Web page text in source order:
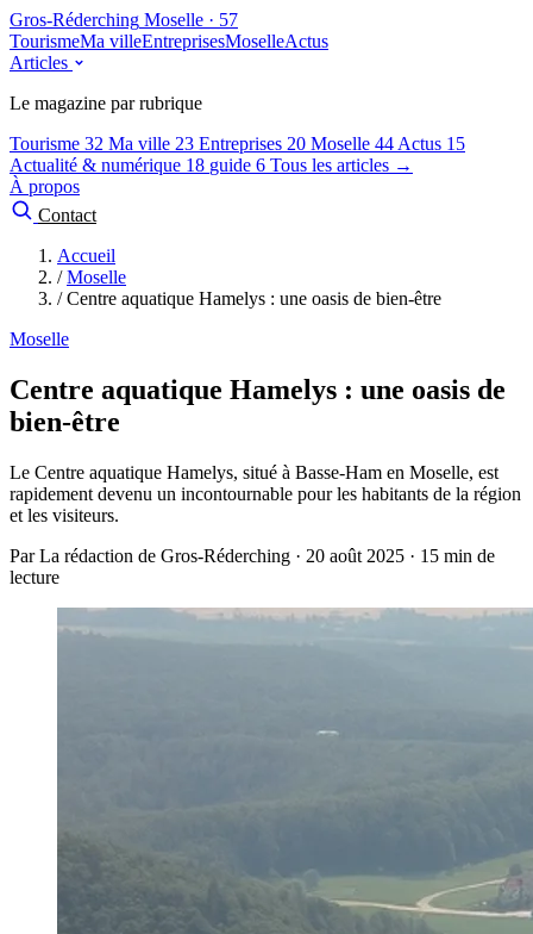
Gros-Réderching Moselle · 57
TourismeMa villeEntreprisesMoselleActus
Articles
Le magazine par rubrique
Tourisme 32 Ma ville 23 Entreprises 20 Moselle 44 Actus 15
Actualité & numérique 18 guide 6 Tous les articles →
À propos
Contact
Accueil
/ Moselle
/ Centre aquatique Hamelys : une oasis de bien-être
Moselle
Centre aquatique Hamelys : une oasis de
bien-être
Le Centre aquatique Hamelys, situé à Basse-Ham en Moselle, est
rapidement devenu un incontournable pour les habitants de la région
et les visiteurs.
Par La rédaction de Gros-Réderching · 20 août 2025 · 15 min de
lecture